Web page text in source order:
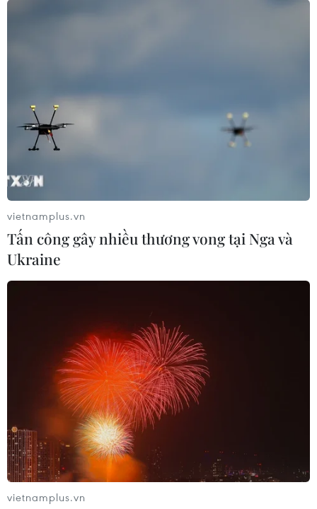
vietnamplus.vn
Tấn công gây nhiều thương vong tại Nga và
Ukraine
vietnamplus.vn